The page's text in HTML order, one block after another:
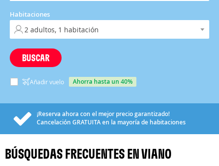
Habitaciones
BUSCAR
Añadir vuelo ahorra hasta un 40%
¡Reserva ahora con el mejor precio garantizado!
Cancelación GRATUITAen la mayoría de habitaciones
BÚSQUEDAS FRECUENTES EN VIANO